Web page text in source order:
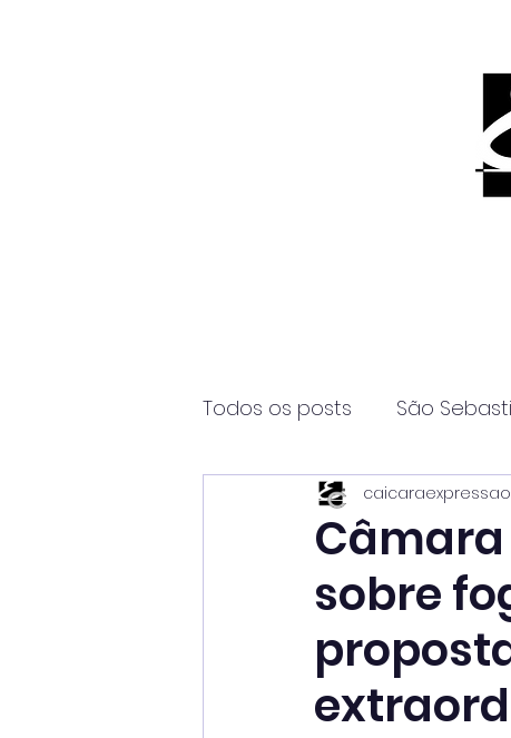
Todos os posts São
Página2 Itanhaém
sobre
caicaraexpressao